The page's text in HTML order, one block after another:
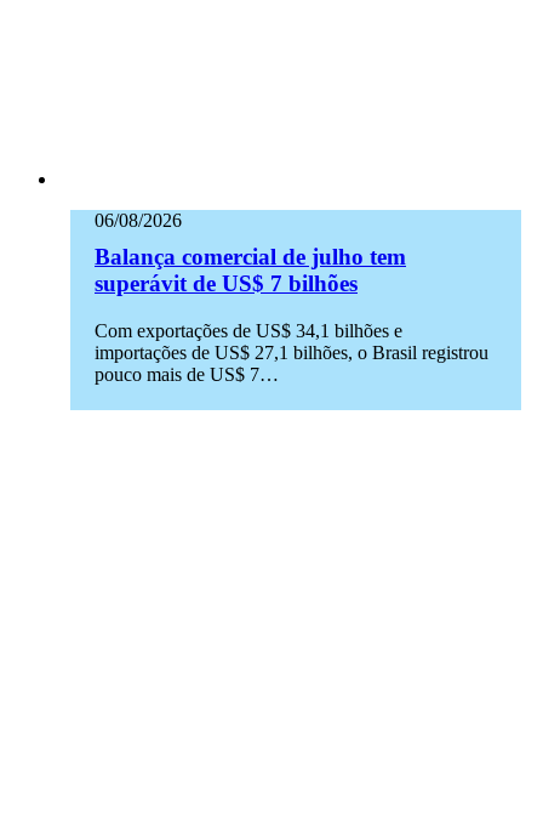
06/08/2026
Balança comercial de julho tem
superávit de US$ 7 bilhões
Com exportações de US$ 34,1 bilhões e
importações de US$ 27,1 bilhões, o Brasil registrou
pouco mais de US$ 7…